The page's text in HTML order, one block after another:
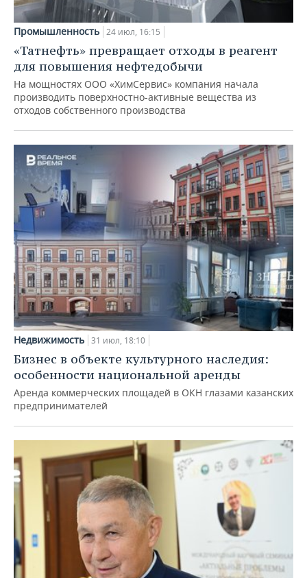
Промышленность 24 июл, 16:15
«Татнефть» превращает отходы в реагент
для повышения нефтедобычи
На мощностях ООО «ХимСервис» компания начала
производить поверхностно-активные вещества из
отходов собственного производства
Недвижимость 31 июл, 18:10
Бизнес в объекте культурного наследия:
особенности национальной аренды
Аренда коммерческих площадей в ОКН глазами казанских
предпринимателей